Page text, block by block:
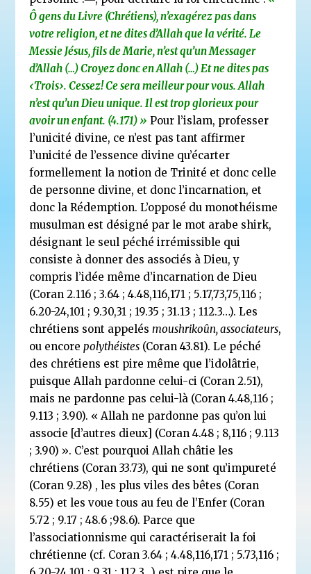
Ô gens du Livre (Chrétiens), n’exagérez pas dans
votre religion, et ne dites d’Allah que la vérité. Le
Messie Jésus, fils de Marie, n’est qu’un Messager
d’Allah (…) Croyez donc en Allah (…) Et ne dites pas
‹Trois›. Cessez! Ce sera meilleur pour vous. Allah
n’est qu’un Dieu unique. Il est trop glorieux pour
avoir un enfant. (4.171) » Pour l’islam, professer
l’unicité divine, ce n’est pas tant affirmer
l’unicité de l’essence divine qu’écarter
formellement la notion de Trinité et donc celle
de personne divine, et donc l’incarnation, et
donc la Rédemption. L’opposé du monothéisme
musulman est désigné par le mot arabe shirk,
désignant le seul péché irrémissible qui
consiste à donner des associés à Dieu, y
compris l’idée même d’incarnation de Dieu
(Coran 2.116 ; 3.64 ; 4.48,116,171 ; 5.17,73,75,116 ;
6.20-24,101 ; 9.30,31 ; 19.35 ; 31.13 ; 112.3…). Les
chrétiens sont appelés moushrikoûn, associateurs,
ou encorepolythéistes (Coran 43.81). Le péché
des chrétiens est pire même que l’idolâtrie,
puisque Allah pardonne celui-ci (Coran 2.51),
mais ne pardonne pas celui-là (Coran 4.48,116 ;
9.113 ; 3.90). « Allah ne pardonne pas qu’on lui
associe [d’autres dieux] (Coran 4.48 ; 8,116 ; 9.113
; 3.90) ». C’est pourquoi Allah châtie les
chrétiens (Coran 33.73), qui ne sont qu’impureté
(Coran 9.28) , les plus viles des bêtes (Coran
8.55) et les voue tous au feu de l’Enfer (Coran
5.72 ; 9.17 ; 48.6 ;98.6). Parce que
l’associationnisme qui caractériserait la foi
chrétienne (cf. Coran 3.64 ; 4.48,116,171 ; 5.73,116 ;